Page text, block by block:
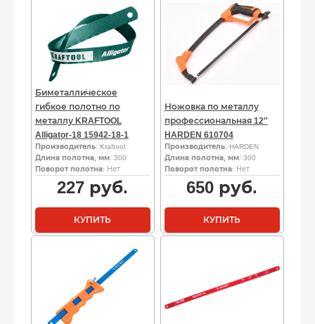
Биметаллическое
гибкое полотно по
металлу KRAFTOOL
Alligator-18 15942-18-1
Производитель: Kraftool
Длина полотна, мм: 300
Поворот полотна: Нет
227 руб.
КУПИТЬ
Ножовка по металлу
профессиональная 12″
HARDEN 610704
Производитель: HARDEN
Длина полотна, мм: 300
Поворот полотна: Нет
650 руб.
КУПИТЬ